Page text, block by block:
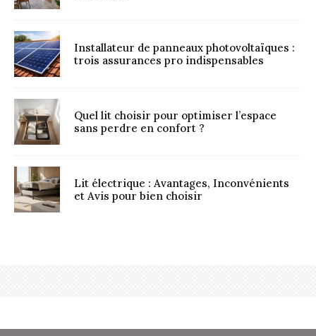
Installateur de panneaux photovoltaïques :
trois assurances pro indispensables
Quel lit choisir pour optimiser l’espace
sans perdre en confort ?
Lit électrique : Avantages, Inconvénients
et Avis pour bien choisir